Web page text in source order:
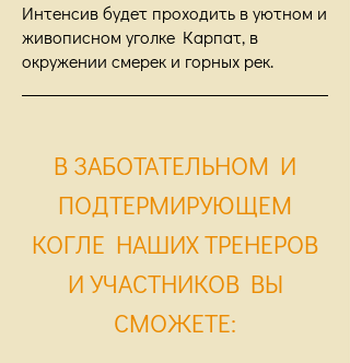
Интенсив будет проходить в уютном и
живописном уголке Карпат, в
окружении смерек и горных рек.
В ЗАБОТАТЕЛЬНОМ И
ПОДТЕРМИРУЮЩЕМ
КОГЛЕ НАШИХ ТРЕНЕРОВ
И УЧАСТНИКОВ ВЫ
СМОЖЕТЕ: